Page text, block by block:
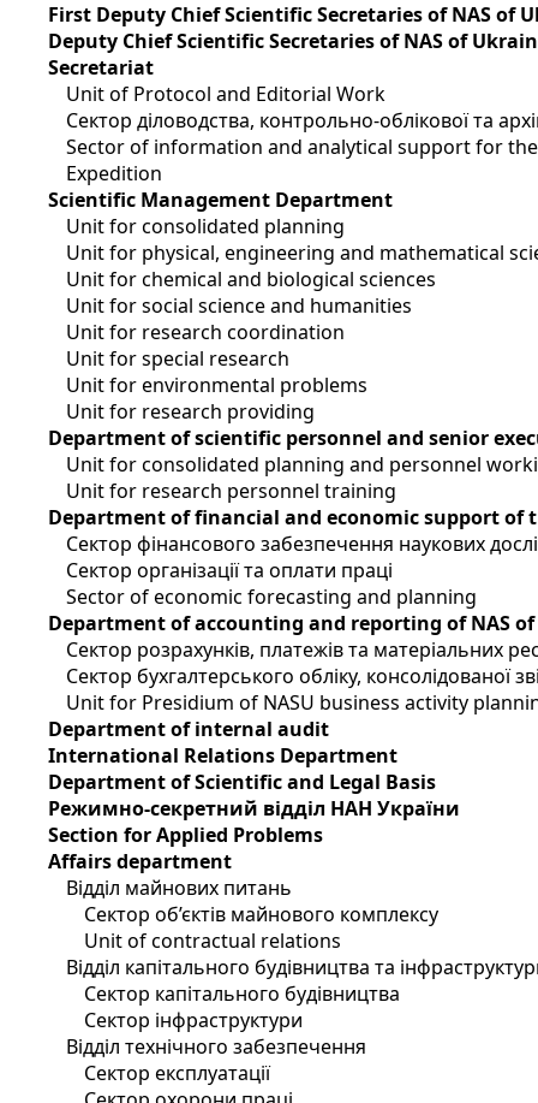
First Deputy Chief Scientific Secretaries of NAS of
Deputy Chief Scientific Secretaries of NAS of
Secretariat
Unit of Protocol and Editorial Work
Сектор діловодства, контрольно-облікової та
Sector of information and analytical support for
Expedition
Scientific Management Department
Unit for consolidated planning
Unit for physical, engineering and mathematical
Unit for chemical and biological sciences
Unit for social science and humanities
Unit for research coordination
Unit for special research
Unit for environmental problems
Unit for research providing
Department of scientific personnel and senior
Unit for consolidated planning and personnel
Unit for research personnel training
Department of financial and economic support of
Сектор фінансового забезпечення наукових
Сектор організації та оплати праці
Sector of economic forecasting and planning
Department of accounting and reporting of NAS
Сектор розрахунків, платежів та матеріальних
Сектор бухгалтерського обліку, консолідованої
Unit for Presidium of NASU business activity
Department of internal audit
International Relations Department
Department of Scientific and Legal Basis
Режимно-секретний відділ НАН України
Section for Applied Problems
Affairs department
Відділ майнових питань
Сектор об’єктів майнового комплексу
Unit of contractual relations
Відділ капітального будівництва та
Сектор капітального будівництва
Сектор інфраструктури
Відділ технічного забезпечення
Сектор експлуатації